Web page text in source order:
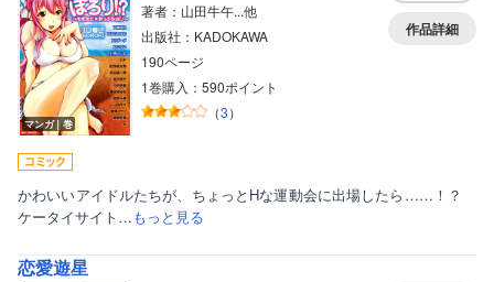
マンガ｜巻
著者：山田牛午...他
出版社：KADOKAWA
190ページ
1巻購入：590ポイント
（3）
作品詳細
かわいいアイドルたちが、ちょっとHな運動会に出場したら……！？
ケータイサイト…もっと見る
恋愛遊星